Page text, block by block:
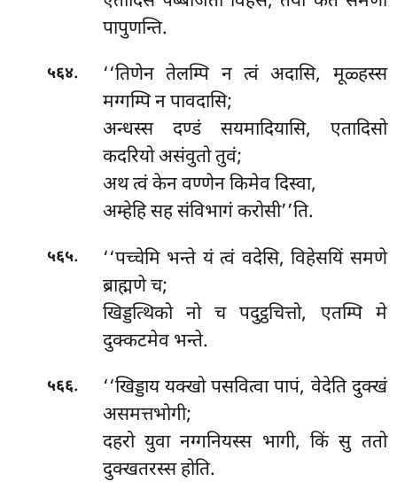
पापुणन्ति.
५६४.
‘‘तिणेन तेलम्पि न त्वं अदासि, मूळ्हस्स
मग्गम्पि न पावदासि;
अन्धस्स दण्डं सयमादियासि, एतादिसो
कदरियो असंवुतो तुवं;
अथ त्वं केन वण्णेन किमेव दिस्वा,
अम्हेहि सह संविभागं करोसी’’ति.
५६५. ‘‘पच्चेमि भन्ते यं त्वं वदेसि, विहेसयिं समणे
ब्राह्मणे च;
खिड्डत्थिको नो च पदुट्ठचित्तो, एतम्पि मे
दुक्कटमेव भन्ते.
५६६.
‘‘खिड्डाय यक्खो पसवित्वा पापं, वेदेति दुक्खं
असमत्तभोगी;
दहरो युवा नग्गनियस्स भागी, किं सु ततो
दुक्खतरस्स होति.